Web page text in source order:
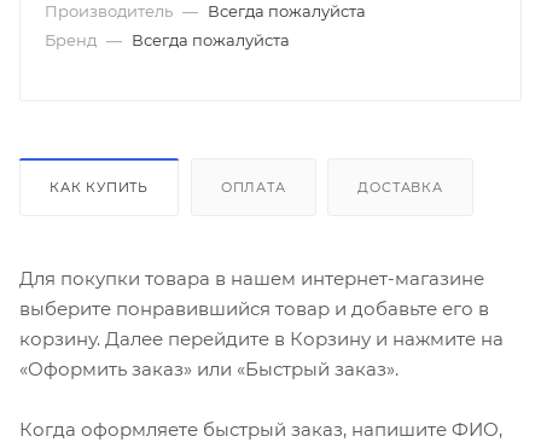
Производитель — Всегда пожалуйста
Бренд — Всегда пожалуйста
КАК КУПИТЬ ОПЛАТА ДОСТАВКА
Для покупки товара в нашем интернет-магазине
выберите понравившийся товар и добавьте его в
корзину. Далее перейдите в Корзину и нажмите на
«Оформить заказ» или «Быстрый заказ».
Когда оформляете быстрый заказ, напишите ФИО,